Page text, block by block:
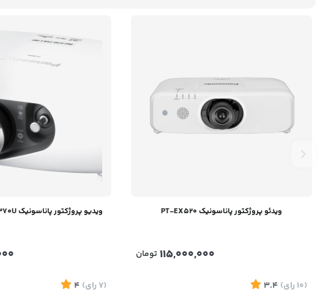
ویدئو پروژکتور پاناسونیک PT-EX520
115,000,000 تومان
(10 رای)
3.4
ویدیو پروژکتور پاناسونیک Panasonic PT-RZ370U
(7 رای)
4